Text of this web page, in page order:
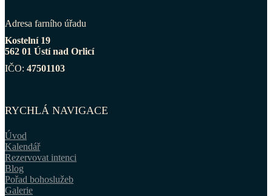
Adresa farního úřadu
Kostelní 19
562 01 Ústí nad Orlicí
IČO: 47501103
RYCHLÁ NAVIGACE
Úvod
Kalendář
Rezervovat intenci
Blog
Pořad bohoslužeb
Galerie